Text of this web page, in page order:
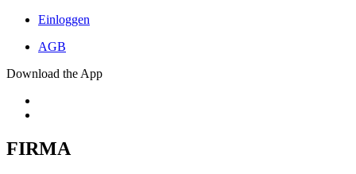
Einloggen
AGB
Download the App
FIRMA